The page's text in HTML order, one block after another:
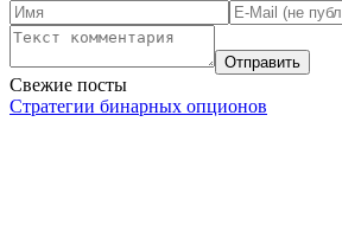
Свежие посты
Стратегии бинарных опционов